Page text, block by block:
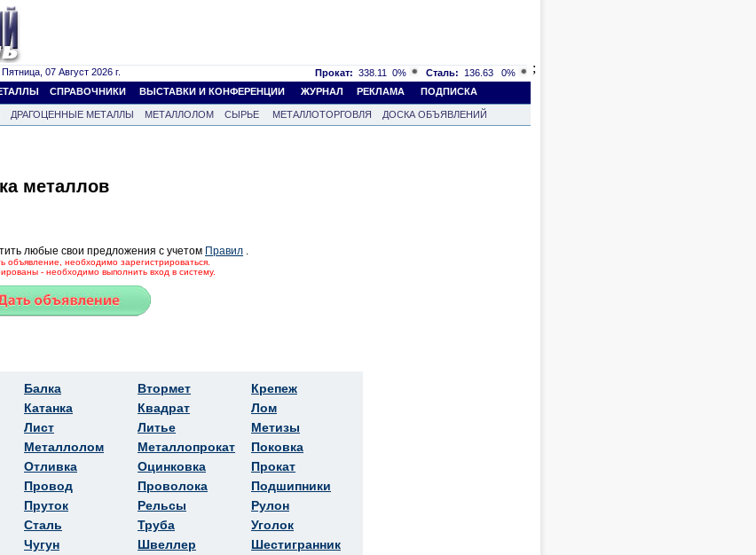
07 Август 2026 г. Прокат: 338.11 0% Сталь: 136.63
0%
СПРАВОЧНИКИ ВЫСТАВКИ И КОНФЕРЕНЦИИ ЖУРНАЛ РЕКЛАМА ПОДПИСКА
ДРАГОЦЕННЫЕ МЕТАЛЛЫ МЕТАЛЛОЛОМ СЫРЬЕ МЕТАЛЛОТОРГОВЛЯ
ДОСКА ОБЪЯВЛЕНИЙ
;
металлов
любые свои предложения с учетом Правил
объявление, необходимо зарегистрироваться.
- необходимо выполнить вход в систему.
Балка
Катанка
Лист
Металлолом
Отливка
Провод
Пруток
Сталь
Чугун
Втормет
Квадрат
Литье
Металлопрокат
Оцинковка
Проволока
Рельсы
Труба
Швеллер
Крепеж
Лом
Метизы
Поковка
Прокат
Подшипники
Рулон
Уголок
Шестигранник